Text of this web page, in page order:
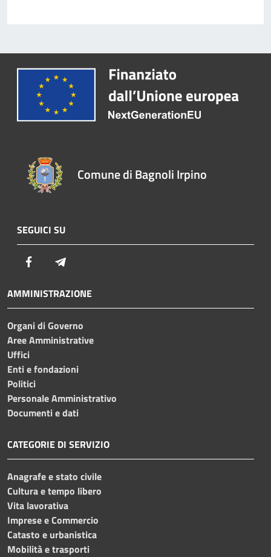
Comune di Bagnoli Irpino
SEGUICI SU
Facebook
AMMINISTRAZIONE
Organi di Governo
Aree Amministrative
Uffici
Enti e fondazioni
Politici
Personale Amministrativo
Documenti e dati
CATEGORIE DI SERVIZIO
Anagrafe e stato civile
Cultura e tempo libero
Vita lavorativa
Imprese e Commercio
Catasto e urbanistica
Mobilità e trasporti